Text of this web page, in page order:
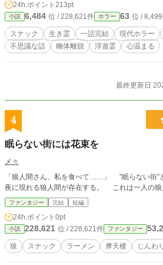
24h.ポイント 213pt
小説 6,484 位 / 228,621件 ホラー 63 位 /
スナック 生き霊 一話完結 現代ホラー
不思議な話
幽体離脱 浮遊霊 心温まる
最終更新日
4
眠らない街には花束を
メ々
「狼人間さん、私を食べて……」 ”眠らない街”
夜に現れる狼人間が存在する。 これは一人の狼
ファンタジー 完結 短編
24h.ポイント 0pt
小説 228,621 位 / 228,621件 ファンタジー
狼 スナック ラーメン 摩天楼 じんわり